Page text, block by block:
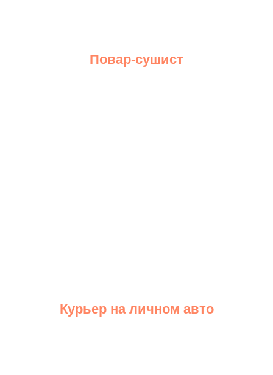
Повар-сушист
Курьер на личном авто